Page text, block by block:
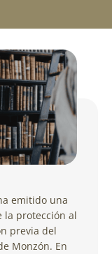
emitido una
la protección al
previa del
Monzón. En